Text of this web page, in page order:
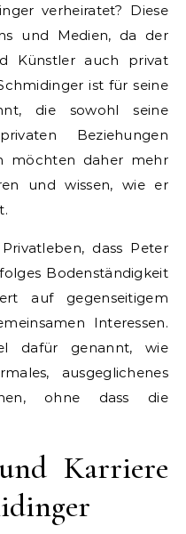
und Medien, da der
Künstler auch privat
ist für seine
die sowohl seine
Beziehungen
möchten daher mehr
und wissen, wie er
dass Peter
Bodenständigkeit
auf gegenseitigem
Interessen.
dafür genannt, wie
ausgeglichenes
ohne dass die
Karriere